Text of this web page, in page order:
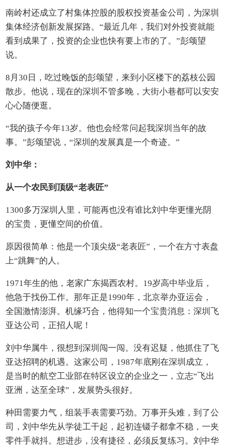
南岭村还成立了村集体控股的股权投资基金公司，为深圳
集体经济创新发展探路。“最近几年，我们对外投资就能
看到成果了，投资的企业也快有要上市的了。”彭颂望
说。
8月30日，吃过晚饭的彭颂望，来到小区楼下的荔枝公园
散步。他说，现在的深圳不管多晚，大街小巷都可以安安
心心随便逛。
“我的孩子今年13岁。他也会经常问起我深圳当年的故
事。”彭颂望说，“深圳的发展真是一个奇迹。”
刘中华：
从一个农民到顶级“老表匠”
1300多万深圳人里，可能再也没有谁比刘中华更懂光阴
的宝贵，更懂空间的价值。
原因很简单：他是一个顶尖级“老表匠”，一个在方寸表盘
上“跳舞”的人。
1971年生的他，老家广东揭西农村。19岁高中毕业后，
他急于找份工作。那年正是1990年，北京举办亚运会，
全国激情澎湃。机缘巧合，他得知一个宝贵消息：深圳飞
亚达公司，正招人呢！
刘中华属牛，很想到深圳闯一闯。没有迟疑，他抓住了飞
亚达招聘的机遇。这家公司，1987年底刚在深圳成立，
是当时的航空工业部在特区设立的企业之一，立志“飞出
亚洲，达至全球”，发展势头很好。
种田需要力气，组装手表需要巧劲。万事开头难，到了公
司，刘中华先从学徒工干起，起初连镊子都拿不稳，一夹
零件手就抖。想进步，没有捷径，必须反复练习。刘中华